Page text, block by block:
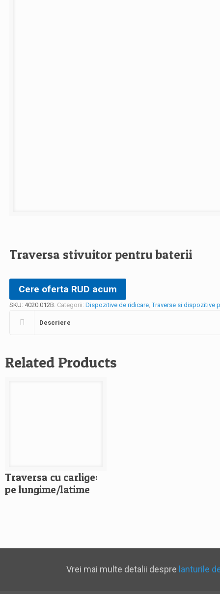
Traversa stivuitor pentru baterii
Cere oferta RUD acum
SKU: 4020.012B Categorii: Dispozitive de ridicare ,Traverse si dispozitive
Descriere
Related Products
Traversa cu carlige:
pe lungime/latime
Vrei mai multe detalii despre lanturile